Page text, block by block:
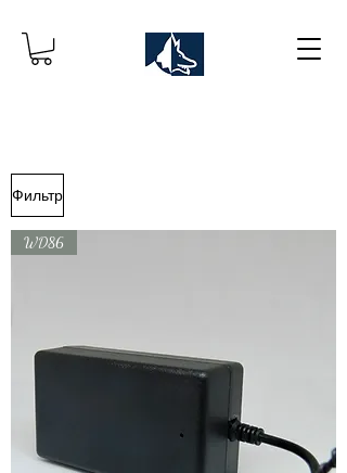
Фильтр
WD86